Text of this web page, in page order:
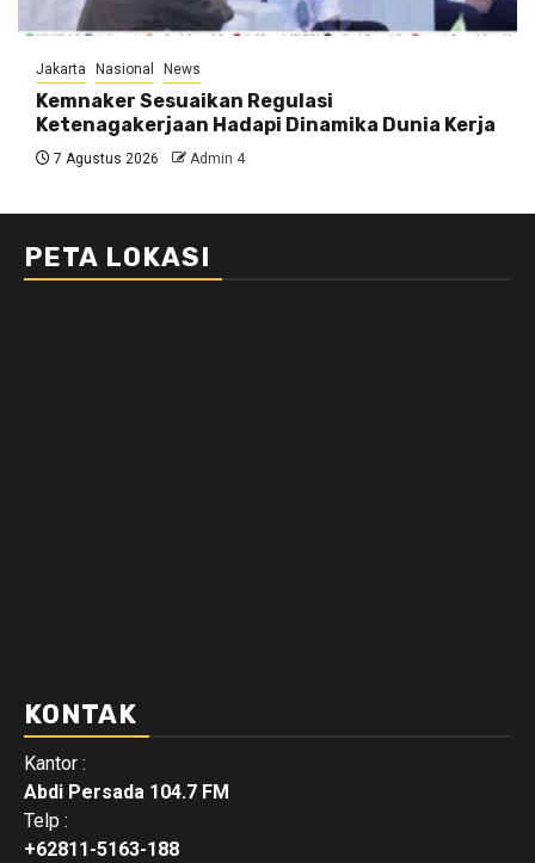
Jakarta Nasional News
Kemnaker Sesuaikan Regulasi
Ketenagakerjaan Hadapi Dinamika Dunia Kerja
7 Agustus 2026 Admin 4
PETA LOKASI
KONTAK
Kantor :
Abdi Persada 104.7 FM
Telp :
+62811-5163-188